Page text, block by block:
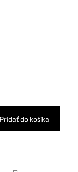
Pridať do košíka